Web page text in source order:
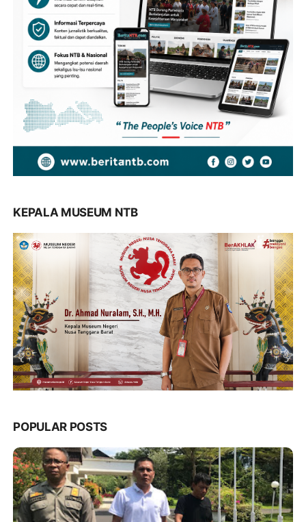
KEPALA MUSEUM NTB
POPULAR POSTS